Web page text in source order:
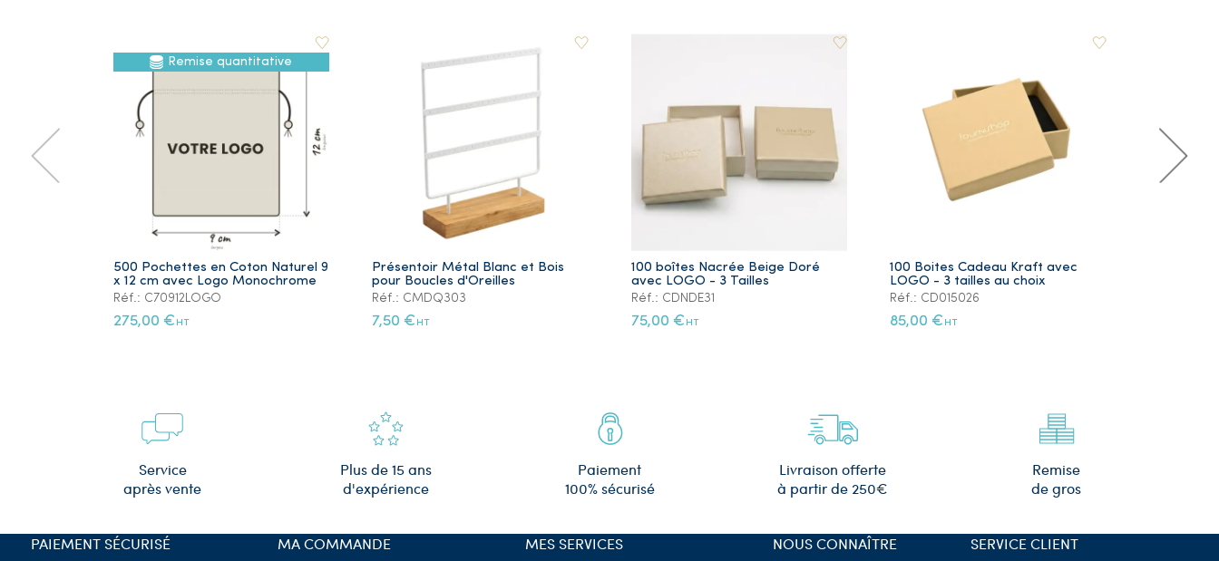
Remise quantitative
500 Pochettes en Coton Naturel 9
x 12 cm avec Logo Monochrome
Réf.: C70912LOGO
275,00 € HT
Présentoir Métal Blanc et Bois
pour Boucles d'Oreilles
Réf.: CMDQ303
7,50 € HT
100 boîtes Nacrée Beige Doré
avec LOGO - 3 Tailles
Réf.: CDNDE31
75,00 € HT
100 Boites Cadeau Kraft avec
LOGO - 3 tailles au choix
Réf.: CD015026
85,00 € HT
Service
après vente
Plus de 15 ans
d'expérience
Paiement
100% sécurisé
Livraison offerte
à partir de 250€
Remise
de gros
MA COMMANDE MES SERVICES NOUS CONNAÎTRE SERVICE CLIENT
PAIEMENT SÉCURISÉ